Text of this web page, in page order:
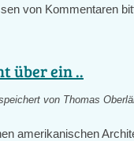
von Kommentaren
über ein ..
von Thomas
amerikanischen